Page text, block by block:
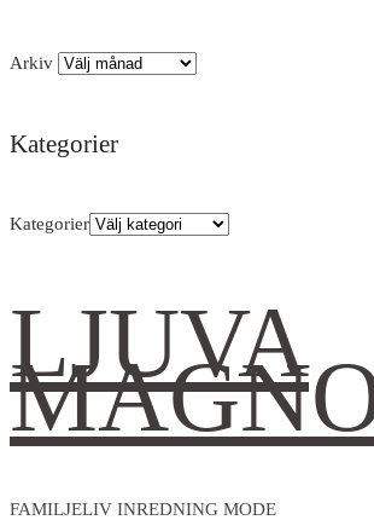
Arkiv
Kategorier
Kategorier
LJUVA
FAMILJELIV INREDNING MODE